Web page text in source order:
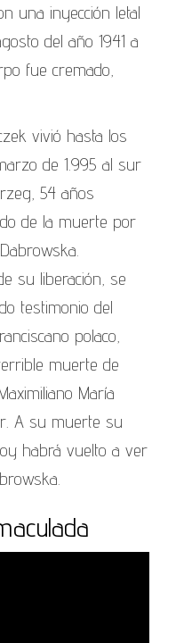
una inyección letal
del año 1941 a
fue cremado,
vivió hasta los
de 1.995 al sur
54 años
de la muerte por
su liberación, se
testimonio del
polaco,
muerte de
María
A su muerte su
habrá vuelto a ver